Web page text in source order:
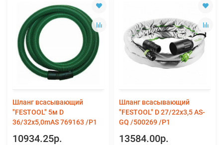
Шланг всасывающий
"FESTOOL" 5м D
36/32х5,0mAS 769163 /Р1
10934.25р.
Шланг всасывающий
"FESTOOL" D 27/22x3,5 AS-
GQ /500269 /Р1
13584.00р.